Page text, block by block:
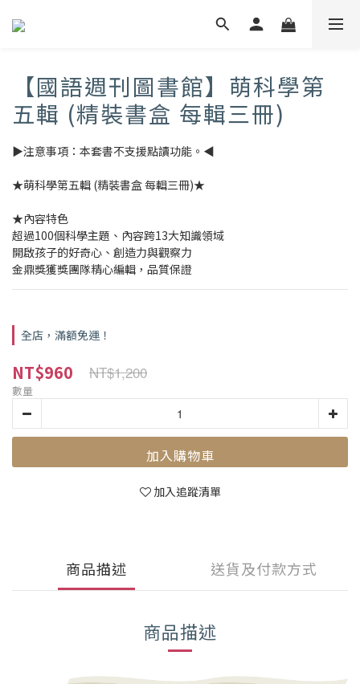
【國語週刊圖書館】萌科學第
五輯 (精裝書盒 每輯三冊)
▶注意事項：本套書不支援點讀功能。◀
★萌科學第五輯 (精裝書盒 每輯三冊)★
★內容特色
超過100個科學主題、內容跨13大知識領域
開啟孩子的好奇心、創造力與觀察力
金鼎獎獲獎團隊精心編輯，品質保證
全店，滿額免運！
NT$960 NT$1,200
數量
加入購物車
加入追蹤清單
商品描述 送貨及付款方式
商品描述